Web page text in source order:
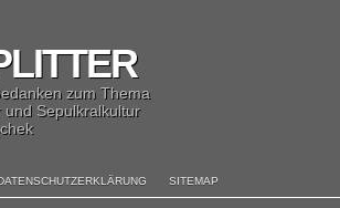
zum Thema
und Sepulkralkultur
SITEMAP